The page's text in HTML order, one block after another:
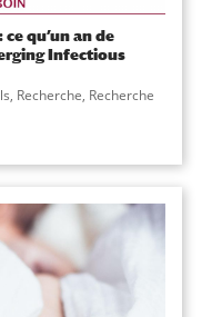
qu’un an de
Infectious
, Recherche, Recherche